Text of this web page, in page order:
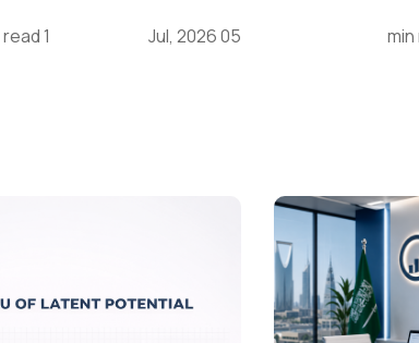
05 Jul, 2026
1 min read